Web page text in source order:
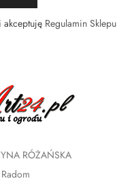
akceptuję Regulamin Sklepu
RÓŻAŃSKA